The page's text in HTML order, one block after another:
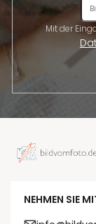
NEHMEN SIE